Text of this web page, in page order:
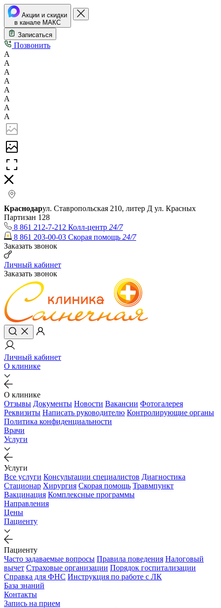
Акции и скидки
в канале МАКС
Записаться
Позвонить
А
А
А
А
А
А
А
А
Краснодарул. Ставропольская 210, литер Д ул. Красных
Партизан 128
8 861 212-7-212 Колл-центр 24/7
8 861 203-00-03 Скорая помощь 24/7
Заказать звонок
Личный кабинет
Заказать звонок
Личный кабинет
О клинике
О клинике
Отзывы Документы Новости Вакансии Фотогалерея
Реквизиты Написать руководителю Контролирующие органы
Политика конфиденциальности
Врачи
Услуги
Услуги
Все услуги Консультации специалистов Диагностика
Стационар Хирургия Скорая помощь Травмпункт
Вакцинация Комплексные программы
Направления
Цены
Пациенту
Пациенту
Часто задаваемые вопросы Правила поведения Налоговый
вычет Страховые организации Порядок госпитализации
Справка для ФНС Инструкция по работе с ЛК
База знаний
Контакты
Запись на прием